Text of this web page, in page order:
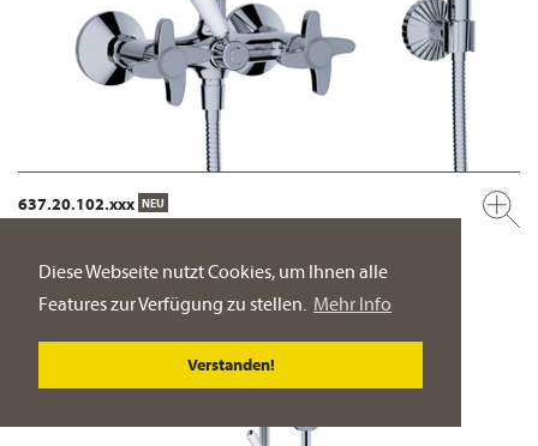
Diese Webseite nutzt Cookies, um Ihnen alle
Features zur Verfügung zu stellen. Mehr Info
Verstanden!
637.20.102.xxx NEU
PRODUKT-DETAILSEITE